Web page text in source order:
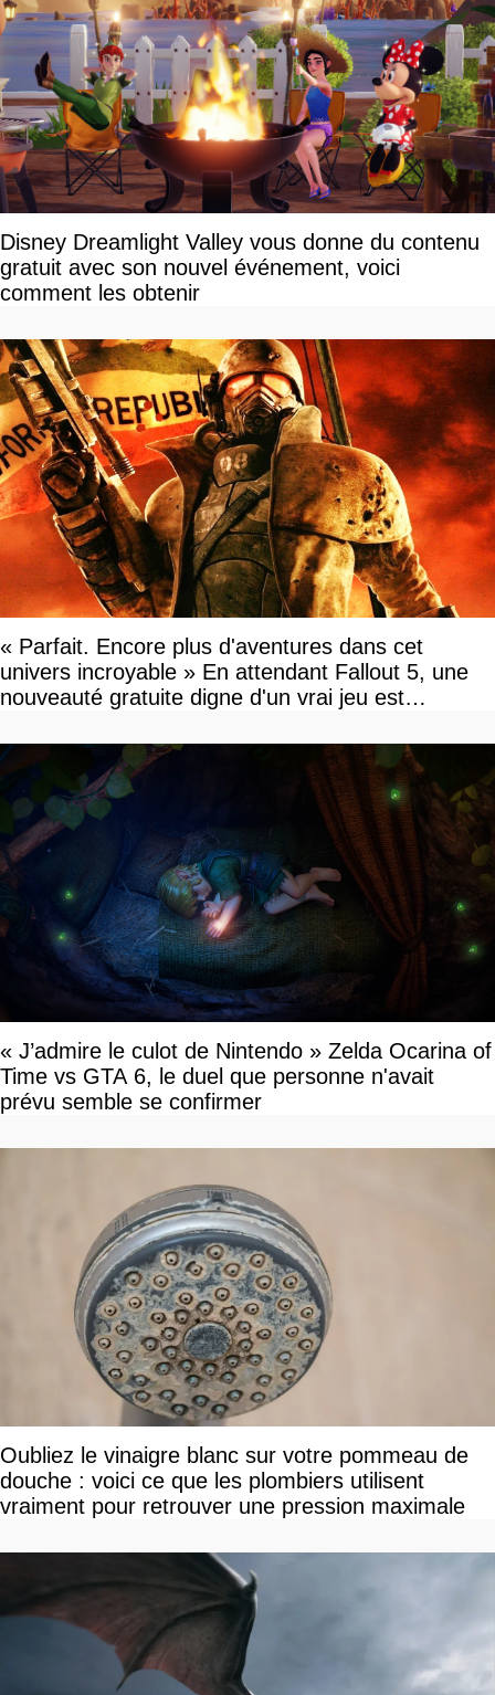
Disney Dreamlight Valley vous donne du contenu
gratuit avec son nouvel événement, voici
comment les obtenir
« Parfait. Encore plus d'aventures dans cet
univers incroyable » En attendant Fallout 5, une
nouveauté gratuite digne d'un vrai jeu est
« J’admire le culot de Nintendo » Zelda Ocarina of
Time vs GTA 6, le duel que personne n'avait
prévu semble se confirmer
Oubliez le vinaigre blanc sur votre pommeau de
douche : voici ce que les plombiers utilisent
vraiment pour retrouver une pression maximale